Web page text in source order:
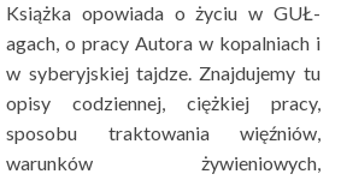
Książka opowiada o życiu w GUŁ-
agach, o pracy Autora w kopalniach i
w syberyjskiej tajdze. Znajdujemy tu
opisy codziennej, ciężkiej pracy,
sposobu traktowania więźniów,
warunków żywieniowych,